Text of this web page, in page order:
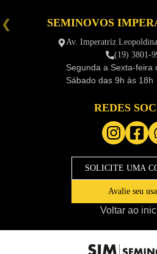
SEMINOVOS
Av. Imperatriz
(19) 3801-
Segunda a Sexta-feira
Sábado das 9h às 18h
REDES
SOLICITE UMA
Avalie seu
Voltar ao